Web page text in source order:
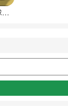
国家球欧洲1890(Countryball: Europe 1890)正版